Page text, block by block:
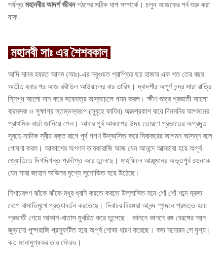
পর্যন্তমহানবীর আদর্শ জীবনগঠনের সঠিক ধাপ সম্পর্কে। চলুন আজকের পর্ব শুরু করা
যাক-
মহানবী সাঃ এর শৈশবকাল
আদি মানব হযরত আদম (আঃ)-এর নবুওয়ত প্রাপ্তির ছয় হাজার এক শত তের বছর
অতীত হবার পর আজ রবী'উল আউয়ালের বার তারিখ। দ্বাদশীর অপূর্ণ চন্দ্র সারা রাত্রি
স্নিগ্ধ আলো দান করে সবেমাত্র অস্তাচলে গমন করল। ক্ষীণ শুভ্র প্রভাতী আলো
ক্রমসরু ও সুক্ষাগ্র স্তম্ভস্বরূপ (সুবৃহে কাযিব) আত্মপ্রকাশ করে দিনমনির আগমনের
প্রাথমিক বার্তা জানিয়ে গেল। আবার পূর্ব আকাশের উদয় তোরণে প্রভাতের অগ্রদূত
সূবহে-সাদিক স্বীয় রক্ত রাগে পূর্ব গগণ উদ্ভাসিত করে দিবাকরের আগমন আসন্ন বলে
গোষণা করল। আকাশের অগণন তারকারাজি আজ যেন আনন্দে আত্মহারা হয়ে অপূর্ব
জ্যোতিতে দিগদিগন্ত প্রদীপ্ত করে তুলেছে। মাহফিলে আঞ্জুমনের অভূতপূর্ব রওনকে
যেন সারা জাহান অভিনব দৃশ্যে সুশোভিত হয়ে উঠেছে।
নিশাচরগণ ঝাঁকে ঝাঁকে মধুর ধ্বনি করতে করতে উল্লাসিত মনে শোঁ শোঁ শব্দে দ্রুত
বেগে বাসাভিমুখে প্রত্যাবর্তন করতেছে। দিবাচর বিহঙ্গরা আনন্দ স্পন্দনে প্রমত্ত হয়ে
প্রভাতী গেয়ে আকাশ-বাতাস মুখরিত করে তুলেছে। কাননে কাননে রঙ্গ বেরঙ্গের নয়ন
জুড়ানো পুষ্পরাজি প্রস্ফুটিত হয়ে অপূর্ব শোভা ধারণ করেছে। কত মনোরম সে দৃশ্য।
কত মনোমুগ্ধকর তার সৌরভ।